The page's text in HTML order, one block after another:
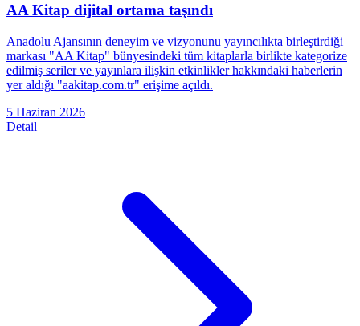
AA Kitap dijital ortama taşındı
Anadolu Ajansının deneyim ve vizyonunu yayıncılıkta birleştirdiği
markası "AA Kitap" bünyesindeki tüm kitaplarla birlikte kategorize
edilmiş seriler ve yayınlara ilişkin etkinlikler hakkındaki haberlerin
yer aldığı "aakitap.com.tr" erişime açıldı.
5 Haziran 2026
Detail